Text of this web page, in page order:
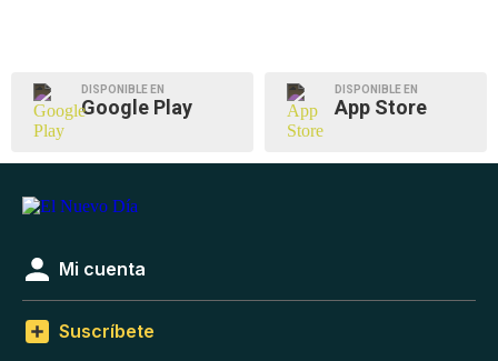
DISPONIBLE EN
Google Play
DISPONIBLE EN
App Store
Mi cuenta
Suscríbete